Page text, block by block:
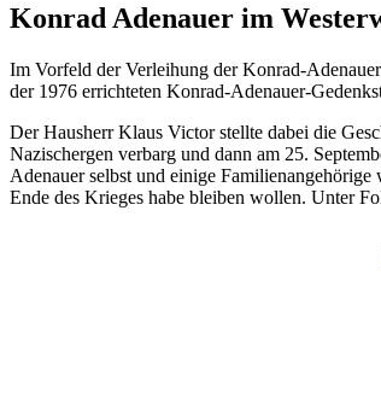
Konrad Adenauer im
Im Vorfeld der Verleihung der Konrad-
der 1976 errichteten Konrad-Adenauer-
Der Hausherr Klaus Victor stellte dabei die
Nazischergen verbarg und dann am 25.
Adenauer selbst und einige
Ende des Krieges habe bleiben wollen. Unter